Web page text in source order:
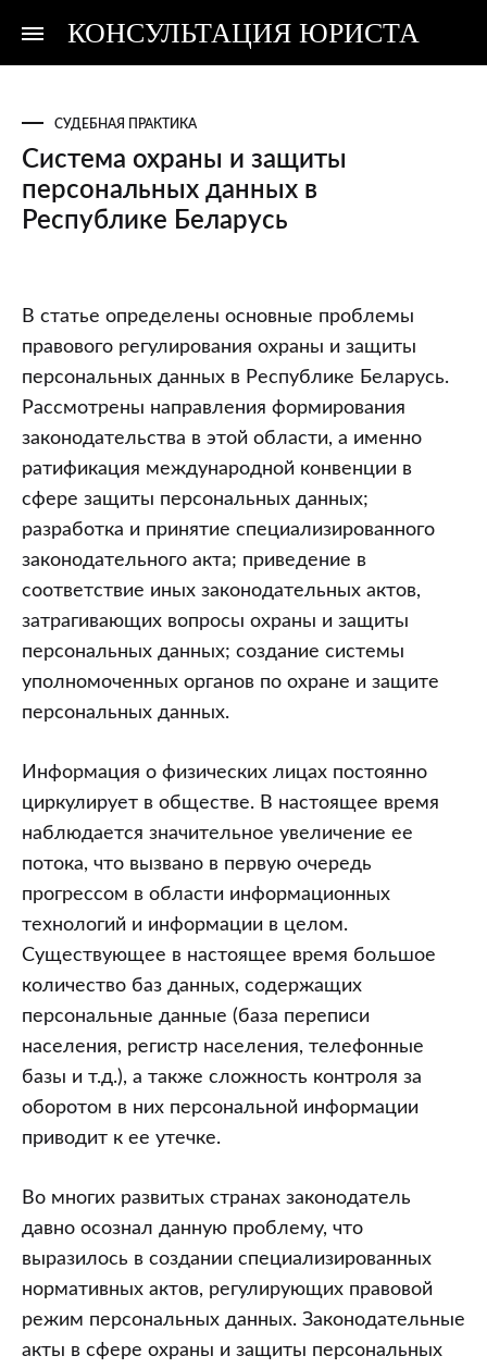
КОНСУЛЬТАЦИЯ ЮРИСТА
Консультация
Консультация
СУДЕБНАЯ ПРАКТИКА
Система охраны и защиты
персональных данных в
Республике Беларусь
Система
охраны
и
защиты
персональных
данных
в
Республике
Беларусь
В статье определены основные проблемы
правового регулирования охраны и защиты
персональных данных в Республике Беларусь.
Рассмотрены направления формирования
законодательства в этой области, а именно
ратификация международной конвенции в
сфере защиты персональных данных;
разработка и принятие специализированного
законодательного акта; приведение в
соответствие иных законодательных актов,
затрагивающих вопросы охраны и защиты
персональных данных; создание системы
уполномоченных органов по охране и защите
персональных данных.
Информация о физических лицах постоянно
циркулирует в обществе. В настоящее время
наблюдается значительное увеличение ее
потока, что вызвано в первую очередь
прогрессом в области информационных
технологий и информации в целом.
Существующее в настоящее время большое
количество баз данных, содержащих
персональные данные (база переписи
населения, регистр населения, телефонные
базы и т.д.), а также сложность контроля за
оборотом в них персональной информации
приводит к ее утечке.
Во многих развитых странах законодатель
давно осознал данную проблему, что
выразилось в создании специализированных
нормативных актов, регулирующих правовой
режим персональных данных. Законодательные
акты в сфере охраны и защиты персональных